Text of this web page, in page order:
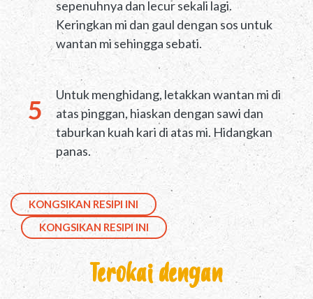
sepenuhnya dan lecur sekali lagi.
Keringkan mi dan gaul dengan sos untuk
wantan mi sehingga sebati.
Untuk menghidang, letakkan wantan mi di
atas pinggan, hiaskan dengan sawi dan
taburkan kuah kari di atas mi. Hidangkan
panas.
KONGSIKAN RESIPI INI
KONGSIKAN RESIPI INI
Terokai dengan